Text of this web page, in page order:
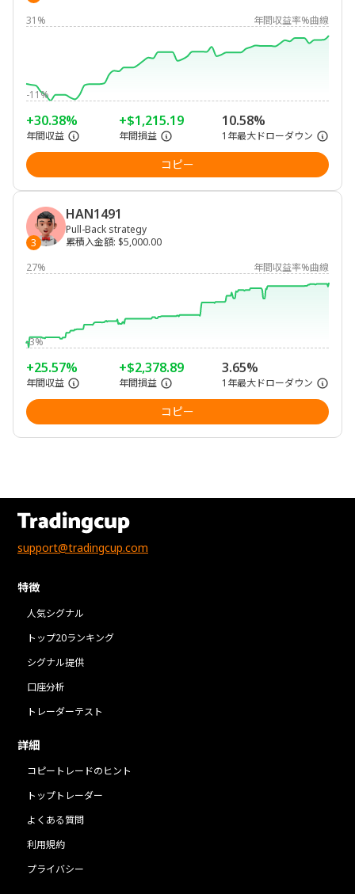
31%
年間収益率%曲線
-11%
+30.38%
年間収益
+$1,215.19
年間損益
10.58%
1年最大ドローダウン
コピー
3
HAN1491
Pull-Back strategy
累積入金額: $5,000.00
27%
年間収益率%曲線
-3%
+25.57%
年間収益
+$2,378.89
年間損益
3.65%
1年最大ドローダウン
コピー
support@tradingcup.com
特徴
人気シグナル
トップ20ランキング
シグナル提供
口座分析
トレーダーテスト
詳細
コピートレードのヒント
トップトレーダー
よくある質問
利用規約
プライバシー